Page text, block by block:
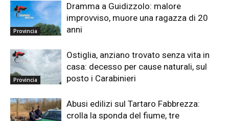
Provincia
Dramma a Guidizzolo: malore
improvviso, muore una ragazza di 20
anni
Provincia
Ostiglia, anziano trovato senza vita in
casa: decesso per cause naturali, sul
posto i Carabinieri
Abusi edilizi sul Tartaro Fabbrezza:
crolla la sponda del fiume, tre